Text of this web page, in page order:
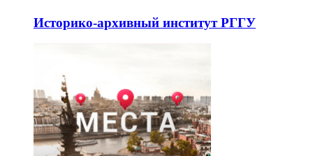
Историко-архивный институт РГГУ